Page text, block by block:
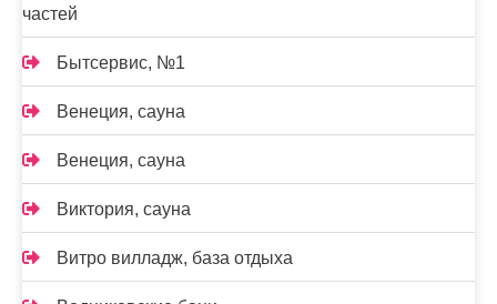
частей
Бытсервис, №1
Венеция, сауна
Венеция, сауна
Виктория, сауна
Витро вилладж, база отдыха